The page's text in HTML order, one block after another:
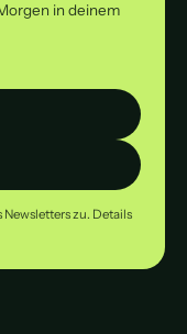
in deinem
zu. Details